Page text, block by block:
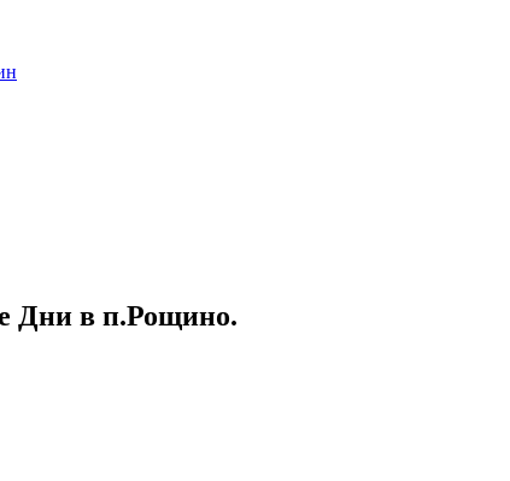
Дни в п.Рощино.